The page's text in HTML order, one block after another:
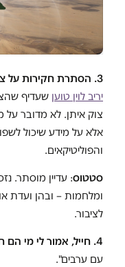
3. הסתרת חקירות על צוק איתן
יריב לוין טוען שעדיף
צוק איתן. לא מדובר על
אלא על מידע שיכול
והפוליטיקאים.
סטטוס: עדיין מוסתר.
ומלחמות – ובהן ועדת
לציבור.
4. חייל, אמור לי מי הם חבריך
עם ערבים".